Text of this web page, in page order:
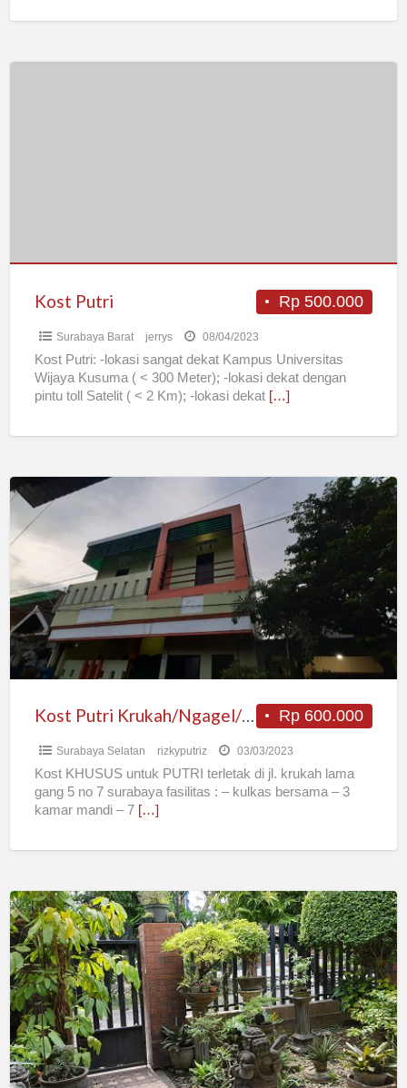
Rp 500.000
Kost Putri
Surabaya Barat jerrys 08/04/2023
Kost Putri: -lokasi sangat dekat Kampus Universitas
Wijaya Kusuma ( < 300 Meter); -lokasi dekat dengan
pintu toll Satelit ( < 2 Km); -lokasi dekat […]
Kost
Putri
Krukah/Ngagel/Bratang
Rp 600.000
Kost Putri Krukah/Ngagel/Bratang
Surabaya Selatan rizkyputriz 03/03/2023
Kost KHUSUS untuk PUTRI terletak di jl. krukah lama
gang 5 no 7 surabaya fasilitas : – kulkas bersama – 3
kamar mandi – 7 […]
Kost
Murah
Bagus
Taman
Simolawang
Baru
/
Ps